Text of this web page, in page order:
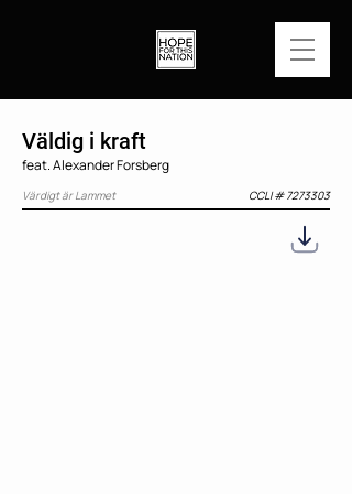
Väldig i kraft
feat. Alexander Forsberg
Värdigt är Lammet CCLI # 7273303